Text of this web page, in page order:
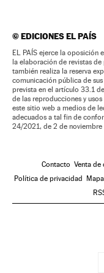
©EDICIONES EL PAÍS
EL PAÍS ejerce la oposición
la elaboración de revistas
también realiza la reserva
comunicación pública de
prevista en el artículo 33.1
de las reproducciones y
este sitio web a medios de
adecuados a tal fin de
24/2021, de 2 de noviembre
Contacto Venta de
Política de privacidad
Mapa